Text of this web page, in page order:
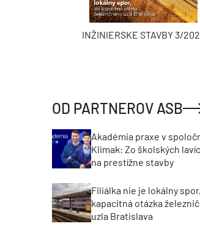
INŽINIERSKE STAVBY 3/
OD PARTNEROV ASB
Akadémia praxe v
Klimak: Zo školských
na prestížne stavby
Filiálka nie je lokálny
kapacitná otázka
uzla Bratislava